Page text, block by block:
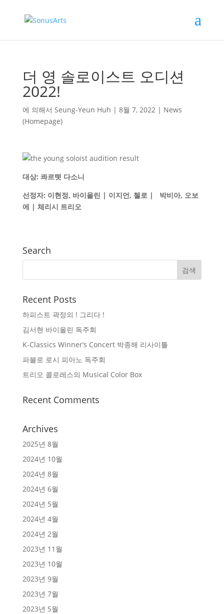
더 영 솔로이스트 오디션
2022!
에 의해서 Seung-Yeun Huh | 8월 7, 2022| News
(Homepage)
대상: 콰르텟 다소니
선정자: 이현정, 바이올린 | 이지언, 첼로 | 박비아, 오보
에 | 체리시 트리오
Search
Recent Posts
하피스트 곽정의 ! 그리다 !
김서현 바이올린 독주회
K-Classics Winner’s Concert 박종해 리사이틀
파블로 로시 피아노 독주회
트리오 콜로레스의 Musical Color Box
Recent Comments
Archives
2025년 8월
2024년 10월
2024년 8월
2024년 6월
2024년 5월
2024년 4월
2024년 2월
2023년 11월
2023년 10월
2023년 9월
2023년 7월
2023년 5월